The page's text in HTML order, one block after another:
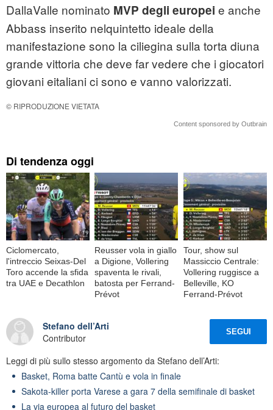
DallaValle nominato MVP degli europei e anche
Abbass inserito nelquintetto ideale della
manifestazione sono la ciliegina sulla torta diuna
grande vittoria che deve far vedere che i giocatori
giovani eitaliani ci sono e vanno valorizzati.
© RIPRODUZIONE VIETATA
Content sponsored by Outbrain
Di tendenza oggi
Ciclomercato,
l'intreccio Seixas-Del
Toro accende la sfida
tra UAE e Decathlon
Reusser vola in giallo
a Digione, Vollering
spaventa le rivali,
batosta per Ferrand-
Prévot
Tour, show sul
Massiccio Centrale:
Vollering ruggisce a
Belleville, KO
Ferrand-Prévot
Stefano dell’Arti
Contributor
SEGUI
Leggi di più sullo stesso argomento da Stefano dell’Arti:
Basket, Roma batte Cantù e vola in finale
Sakota-killer porta Varese a gara 7 della semifinale di basket
La via europea al futuro del basket